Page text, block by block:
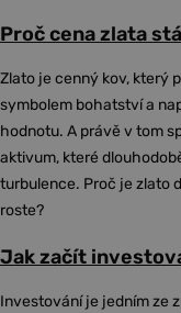
Proč cena zlata
Zlato je cenný kov, který
symbolem bohatství a
hodnotu. A právě v tom
aktivum, které
turbulence. Proč je zlato
roste?
Jak začít
Investování je jedním ze